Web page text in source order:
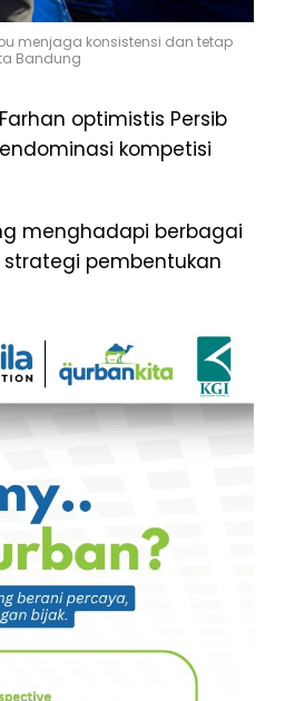
menjaga konsistensi dan tetap
Bandung
optimistis Persib
kompetisi
menghadapi berbagai
pembentukan